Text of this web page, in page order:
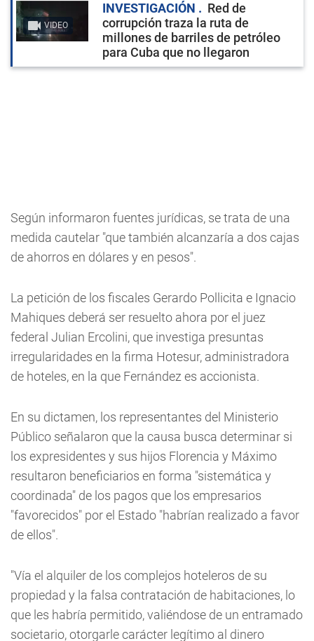
VIDEO
INVESTIGACIÓN
Red de
corrupción traza la ruta de
millones de barriles de petróleo
para Cuba que no llegaron
Según informaron fuentes jurídicas, se trata de una
medida cautelar "que también alcanzaría a dos cajas
de ahorros en dólares y en pesos".
La petición de los fiscales Gerardo Pollicita e Ignacio
Mahiques deberá ser resuelto ahora por el juez
federal Julian Ercolini, que investiga presuntas
irregularidades en la firma Hotesur, administradora
de hoteles, en la que Fernández es accionista.
En su dictamen, los representantes del Ministerio
Público señalaron que la causa busca determinar si
los expresidentes y sus hijos Florencia y Máximo
resultaron beneficiarios en forma "sistemática y
coordinada" de los pagos que los empresarios
"favorecidos" por el Estado "habrían realizado a favor
de ellos".
"Vía el alquiler de los complejos hoteleros de su
propiedad y la falsa contratación de habitaciones, lo
que les habría permitido, valiéndose de un entramado
societario, otorgarle carácter legítimo al dinero